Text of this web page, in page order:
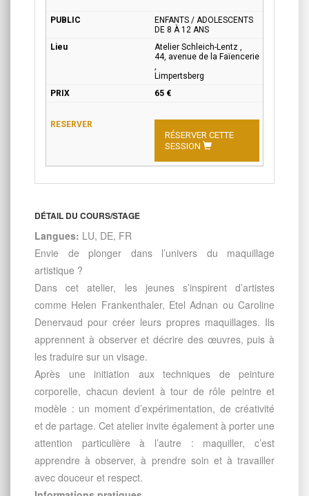
ENFANTS / ADOLESCENTS
DE 8 À 12 ANS
Atelier Schleich-Lentz ,
44, avenue de la Faïencerie
,
Limpertsberg
65 €
RÉSERVER CETTE
SESSION
DÉTAIL DU COURS/STAGE
Langues: LU, DE, FR
Envie de plonger dans l’univers du maquillage
artistique ?
Dans cet atelier, les jeunes s’inspirent d’artistes
comme Helen Frankenthaler, Etel Adnan ou Caroline
Denervaud pour créer leurs propres maquillages. Ils
apprennent à observer et décrire des œuvres, puis à
les traduire sur un visage.
Après une initiation aux techniques de peinture
corporelle, chacun devient à tour de rôle peintre et
modèle : un moment d’expérimentation, de créativité
et de partage. Cet atelier invite également à porter une
attention particulière à l’autre : maquiller, c’est
apprendre à observer, à prendre soin et à travailler
avec douceur et respect.